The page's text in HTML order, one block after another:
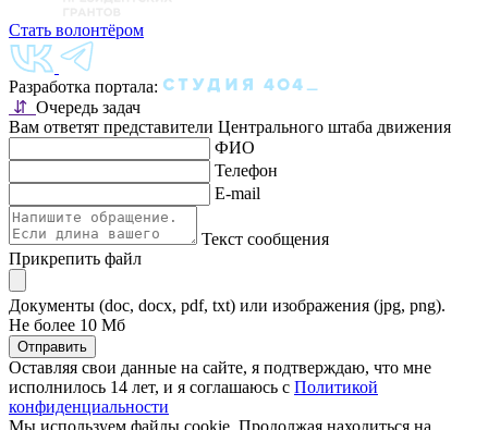
Стать волонтёром
Разработка портала:
⇵ Очередь задач
Вам ответят представители Центрального штаба движения
ФИО
Телефон
E-mail
Текст сообщения
Прикрепить файл
Документы (doc, docx, pdf, txt) или изображения (jpg, png).
Не более 10 Мб
Отправить
Оставляя свои данные на сайте, я подтверждаю, что мне
исполнилось 14 лет, и я соглашаюсь с Политикой
конфиденциальности
Мы используем файлы cookie. Продолжая находиться на